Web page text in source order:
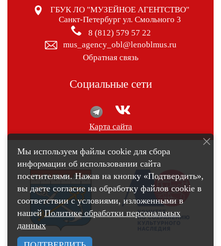
ГБУК ЛО "МУЗЕЙНОЕ АГЕНТСТВО"
Санкт-Петербург ул. Смольного 3
8 (812) 579 57 22
mus_agency_obl@lenoblmus.ru
Обратная связь
Социальные сети
Карта сайта
Мы используем файлы cookie для сбора
информации об использовании сайта
посетителями. Нажав на кнопку «Подтвердить»,
вы даете согласие на обработку файлов cookie в
соответствии с условиями, изложенными в
нашей Политике обработки персональных
данных